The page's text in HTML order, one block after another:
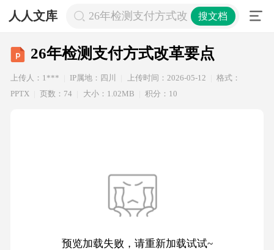
人人文库 26年检测支付方式改革要点
搜文档
26年检测支付方式改革要点
上传人：1*** IP属地：四川 上传时间：2026-05-12
格式：
PPTX
页数：74 大小：1.02MB 积分：10
预览加载失败，请重新加载试试~